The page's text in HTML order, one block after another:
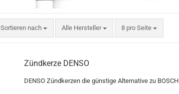
Sortieren nach
Sortieren nach Alle Hersteller 8 pro Seite
pro Seite
Zündkerze DENSO
DENSO Zündkerzen die günstige Alternative zu BOSCH